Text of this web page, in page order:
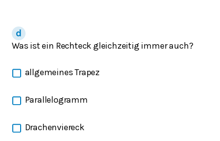
Was ist ein Rechteck gleichzeitig immer auch?
allgemeines Trapez
Parallelogramm
Drachenviereck